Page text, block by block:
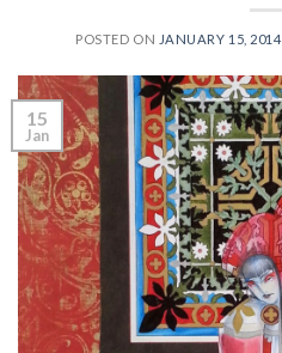
POSTED ON JANUARY 15, 2014
15
Jan